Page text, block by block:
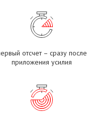
отсчет – сразу после
приложения усилия